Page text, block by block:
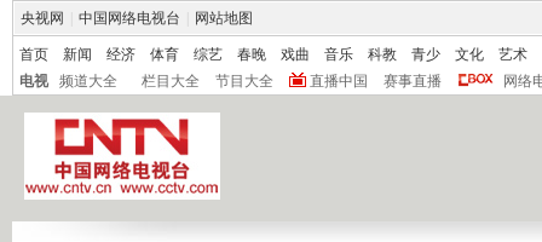
央视网 中国网络电视台 网站地图
首页 新闻 经济 体育 综艺 春晚 戏曲 音乐 科教 青少 文化
艺术
电视
频道大全 栏目大全 节目大全 直播中国 赛事直播 网络